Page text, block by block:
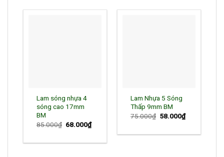
Lam sóng nhựa 4
sóng cao 17mm
BM
85.000₫ Giá
85.000₫.
68.000₫Giá
hiện
là:
Lam Nhựa 5 Sóng
Thấp 9mm BM
75.000₫ Giá
75.000₫.
58.000₫Giá
hiện
là: